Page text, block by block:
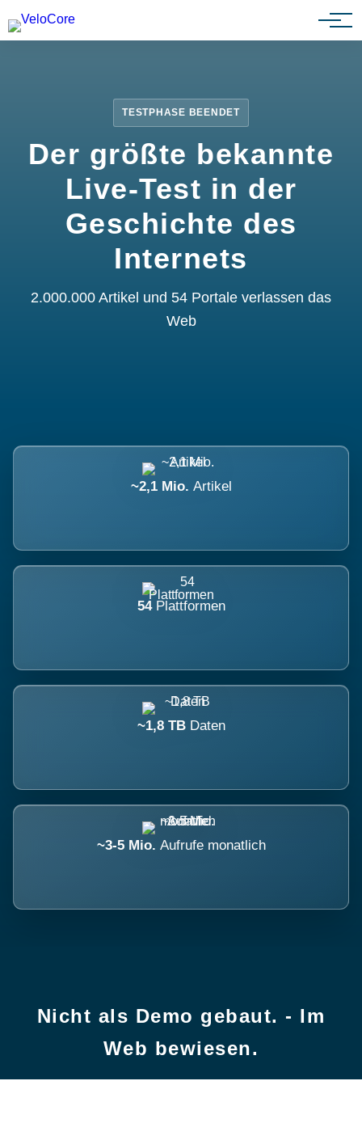
Partnerprogramm
TESTPHASE BEENDET
Der größte bekannte
Live-Test in der
Geschichte des
Internets
2.000.000 Artikel und 54 Portale verlassen das
Web
~2,1 Mio. Artikel
54 Plattformen
~1,8 TB Daten
~3-5 Mio. Aufrufe monatlich
Nicht als Demo gebaut. - Im
Web bewiesen.